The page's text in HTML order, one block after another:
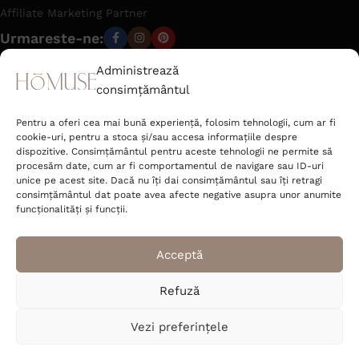
Administrează
consimțământul
Pentru a oferi cea mai bună experiență, folosim tehnologii, cum ar fi
cookie-uri, pentru a stoca și/sau accesa informațiile despre
dispozitive. Consimțământul pentru aceste tehnologii ne permite să
procesăm date, cum ar fi comportamentul de navigare sau ID-uri
unice pe acest site. Dacă nu îți dai consimțământul sau îți retragi
consimțământul dat poate avea afecte negative asupra unor anumite
funcționalități și funcții.
Acceptă
Refuză
Vezi preferințele
Affiliate Marketing Partner
Urmareste-ne:
Tel: +40 723 462 142
Strada Râtului nr. 6 Sat Jucu de Mijloc,
Comuna Jucu Cluj 407353, România
Deco Corner S.R.L.
CUI 52089400